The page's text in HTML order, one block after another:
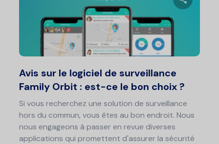
Avis sur le logiciel de surveillance
Family Orbit : est-ce le bon choix ?
Si vous recherchez une solution de surveillance
hors du commun, vous êtes au bon endroit. Nous
nous engageons à passer en revue diverses
applications qui promettent d'assurer la sécurité